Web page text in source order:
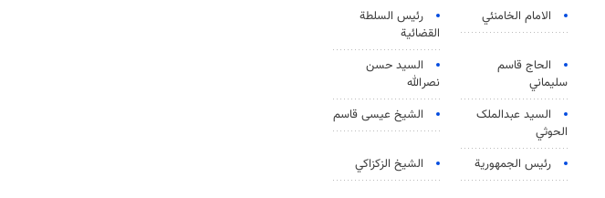
الامام الخامنئي
رئیس السلطة
القضائیة
الحاج قاسم
سليماني
السيد حسن
نصرالله
السید عبدالملک
الحوثي
الشيخ عيسى قاسم
رئيس الجمهورية الشيخ الزكزاكي